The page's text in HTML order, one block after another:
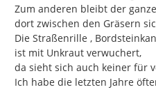
Zum anderen bleibt der
dort zwischen den Gräsern
Die Straßenrille ,
ist mit Unkraut verwuchert,
da sieht sich auch keiner für
Ich habe die letzten Jahre